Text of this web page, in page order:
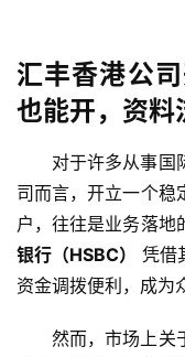
汇丰香港公
也能开，资料
对于许多从事国
司而言，开立一个稳
户，往往是业务落地
银行（HSBC）
凭借
资金调拨便利，成为
然而，市场上关